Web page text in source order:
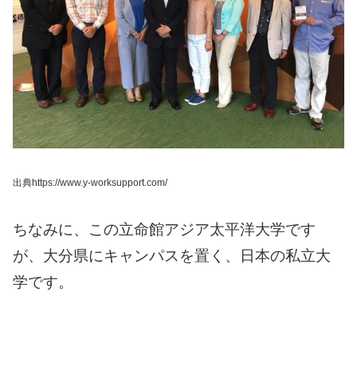
出典https://www.y-worksupport.com/
ちなみに、この立命館アジア太平洋大学です
が、大分県にキャンパスを置く、日本の私立大
学です。